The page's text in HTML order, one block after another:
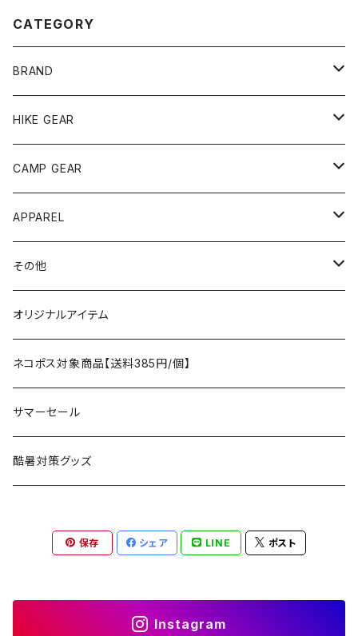
CATEGORY
BRAND
andwander
ANOBA
AO COOLERS
asobito
AS2OV
AXESQUIN
Ballistics
BEDROCK SANDALS
BROOKLYN WORKS
HIKE GEAR
テント、シェルター
バックパック
ポーチ／サコッシュ
ストレージ
パッキングアクセサリー
スリーピングギア
クッキングギア
ヘッドライト／ランタン
アクセサリー
CAMP GEAR
テント、タープ
テント、シェルター
タープ
スリーピングギア
寝袋
マット
アクセサリー
テーブル、チェア
テーブル
チェア
ランタン、ライト
燃料ランタン
LEDライト
焚火台／薪ストーブ
焚火台
七輪、グリル
暖房器具
ガスストーブ
斧、鉈
クッキングギア
バーナー／ストーブ
コンテナ、ギアケース
APPAREL
トップス
ボトムス
アンダーウェア
ハンドウェア
ヘッドギア
フットウェア
アクセサリー
その他
遊び
フィッシング
ラジコン
ケア用品
雑貨
アウトレット
オリジナルアイテム
ネコポス対象商品【送料385円/個】
サマーセール
酷暑対策グッズ
保存 シェア LINE ポスト
Instagram